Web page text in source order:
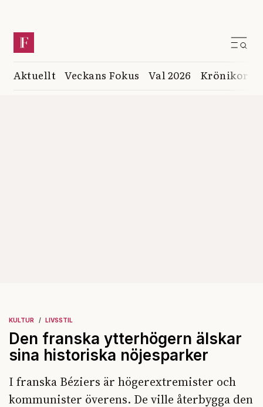
Aktuellt Veckans Fokus Val 2026 Krönikor
KULTUR LIVSSTIL
Den franska ytterhögern älskar
sina historiska nöjesparker
I franska Béziers är högerextremister och
kommunister överens. De ville återbygga den